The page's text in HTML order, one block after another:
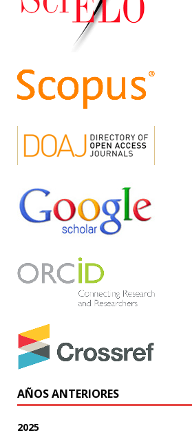
AÑOS ANTERIORES
2025